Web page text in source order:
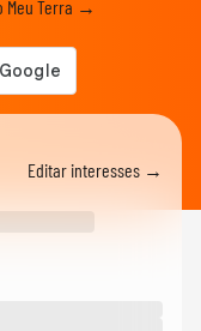
2026? Ancelotti
Discussão quente
Debate sobre
Meu Terra →
Editar interesses →